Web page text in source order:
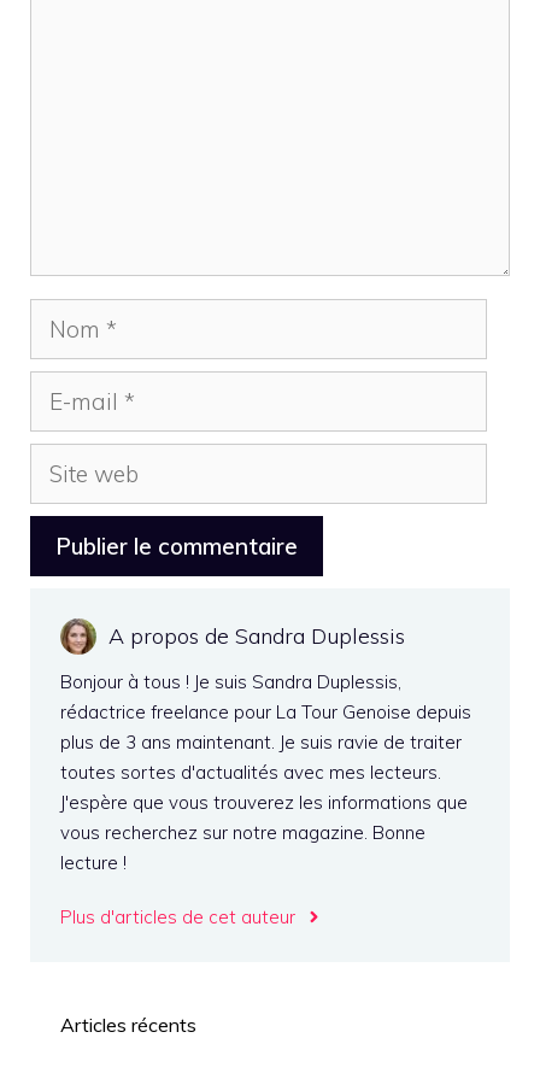
Nom
mail
Site
web
A propos de Sandra Duplessis
Bonjour à tous ! Je suis Sandra Duplessis,
rédactrice freelance pour La Tour Genoise depuis
plus de 3 ans maintenant. Je suis ravie de traiter
toutes sortes d'actualités avec mes lecteurs.
J'espère que vous trouverez les informations que
vous recherchez sur notre magazine. Bonne
lecture !
Plus d'articles de cet auteur
Articles récents